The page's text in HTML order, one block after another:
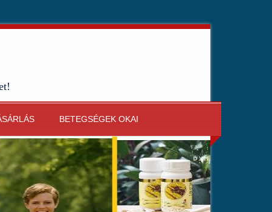
BETEGSÉGEK OKAI